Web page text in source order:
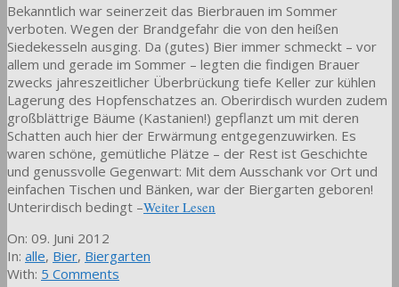
Bekanntlich war seinerzeit das Bierbrauen im Sommer
verboten. Wegen der Brandgefahr die von den heißen
Siedekesseln ausging. Da (gutes) Bier immer schmeckt – vor
allem und gerade im Sommer – legten die findigen Brauer
zwecks jahreszeitlicher Überbrückung tiefe Keller zur kühlen
Lagerung des Hopfenschatzes an. Oberirdisch wurden zudem
großblättrige Bäume (Kastanien!) gepflanzt um mit deren
Schatten auch hier der Erwärmung entgegenzuwirken. Es
waren schöne, gemütliche Plätze – der Rest ist Geschichte
und genussvolle Gegenwart: Mit dem Ausschank vor Ort und
einfachen Tischen und Bänken, war der Biergarten geboren!
Unterirdisch bedingt –Weiter Lesen
2012-
06-
09
On: 09. Juni 2012
In: alle, Bier, Biergarten
With: 5 Comments